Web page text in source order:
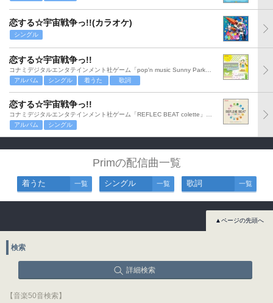
恋する☆宇宙戦争っ!!(カラオケ)
シングル
恋する☆宇宙戦争っ!!
アルバム
シングル 着うた 歌詞
恋する☆宇宙戦争っ!!
アルバム
シングル
Primの配信曲一覧
着うた 一覧 シングル 一覧 歌詞 一覧
▲ページの先頭へ
検索
詳細検索
【音楽50音検索】